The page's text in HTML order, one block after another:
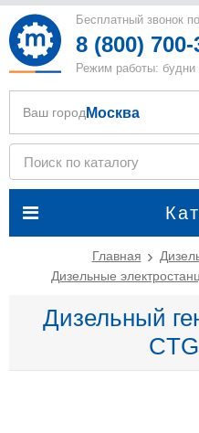
Бесплатный звонок
8 (800) 700-
Режим работы: будни
Ваш город Москва
Главная
Дизельные
Дизельный